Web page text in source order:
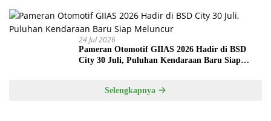
24 Jul 2026
Pameran Otomotif GIIAS 2026 Hadir di BSD
City 30 Juli, Puluhan Kendaraan Baru Siap
Selengkapnya